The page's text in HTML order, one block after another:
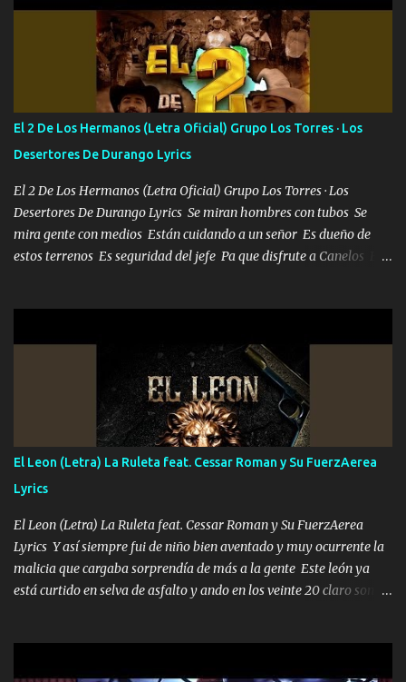
algunas que no lo entiendan Porque ahora soy su pesadilla, lo sé
Soy yo la octava maravilla, no lo niegues Tengo de rodillas a otras
cien Y por más que quieran no me detienen Soy yo la mente que
más brilla, lo ves Pa' mi la vida es tan sencilla No lo entenderías en
tu vida, y está bien Porque lo que tengo nadie lo tiene Una me está
escribiendo y la otra me va a llamar Quiere que vaya a verla y que
la invite a cenar Otras más me están pidiendo que las saque a
bailar Pero es que tengo un par de conciertos más que llenar Se
mueven solo por el interés P...
El 2 De Los Hermanos (Letra Oficial) Grupo Los Torres · Los
Desertores De Durango Lyrics
El 2 De Los Hermanos (Letra Oficial) Grupo Los Torres · Los
Desertores De Durango Lyrics Se miran hombres con tubos Se
mira gente con medios Están cuidando a un señor Es dueño de
estos terrenos Es seguridad del jefe Pa que disfrute a Canelos Es
ni tampoco las mujeres porque es platica de grandes por eso hay
que estar alegres doy las instrucciones para atender los deberes
Música Si es que salta algún problema de confianza tengo gente
ahí está el Hombre Cuarenta y también Pariente 7 arreglan
cualquier problema no más es cuestión que ordené NOS HACE
FALTA UN HERMANO DE CLAVE ERA EL 24 SIEMPRE FUE UN
HOMBRE VALIENTE POR ALGO M'URIÓ PELEAND0 SIEMPRE
VIO POR LA FAMILIA PARA QUE SIGA EL LEGADO Es el DOS de
los HERMANOS un cerebro inteligente y com...
El Leon (Letra) La Ruleta feat. Cessar Roman y Su FuerzAerea
Lyrics
El Leon (Letra) La Ruleta feat. Cessar Roman y Su FuerzAerea
Lyrics Y así siempre fui de niño bien aventado y muy ocurrente la
malicia que cargaba sorprendía de más a la gente Este león ya
está curtido en selva de asfalto y ando en los veinte 20 claro son
pa más pues hay charola les voy a dar hasta topar pues no hay de